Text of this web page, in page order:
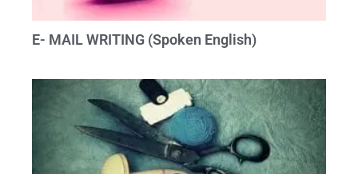
E- MAIL WRITING (Spoken English)